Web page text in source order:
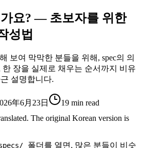
가요? — 초보자를 위한
성법
보여 막막한 분들을 위해, spec의 의
장을 실제로 채우는 순서까지 비유
설명합니다.
年6月23日 19 min read
The original Korean version is
폴더를 열면, 많은 분들이 비슷